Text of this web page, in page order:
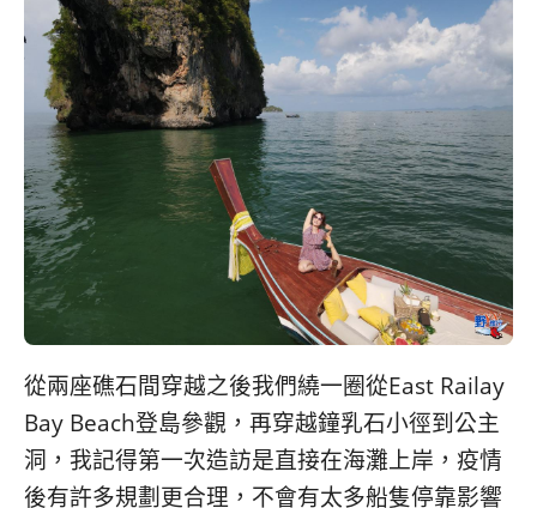
從兩座礁石間穿越之後我們繞一圈從East Railay
Bay Beach登島參觀，再穿越鐘乳石小徑到公主
洞，我記得第一次造訪是直接在海灘上岸，疫情
後有許多規劃更合理，不會有太多船隻停靠影響